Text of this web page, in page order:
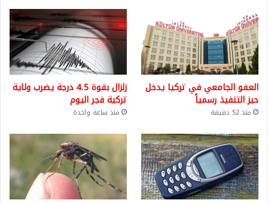
العفو الجامعي في تركيا يدخل
حيز التنفيذ رسمياً
منذ 52 دقيقة
زلزال بقوة 4.5 درجة يضرب ولاية
تركية فجر اليوم
منذ ساعة واحدة